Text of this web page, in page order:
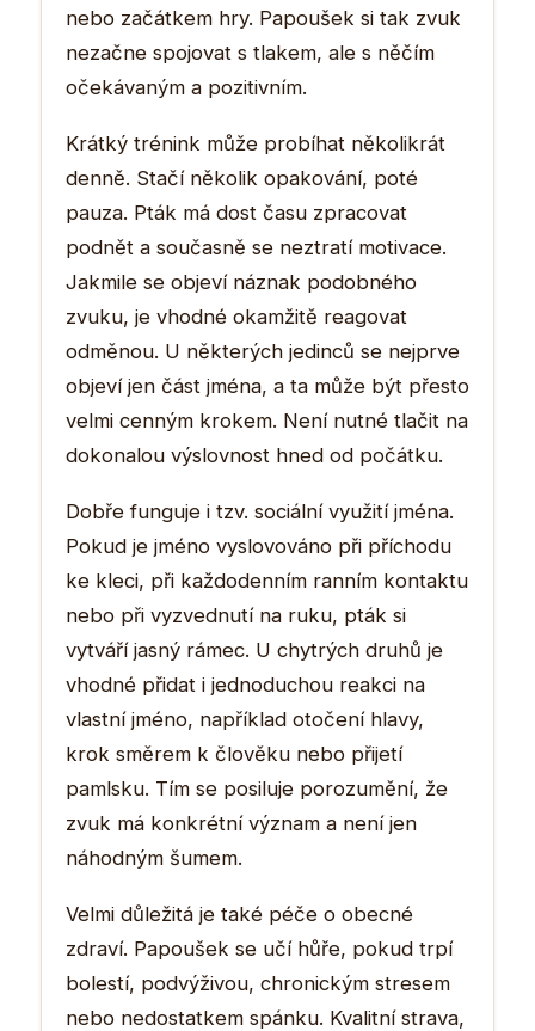
nebo začátkem hry. Papoušek si tak zvuk
nezačne spojovat s tlakem, ale s něčím
očekávaným a pozitivním.
Krátký trénink může probíhat několikrát
denně. Stačí několik opakování, poté
pauza. Pták má dost času zpracovat
podnět a současně se neztratí motivace.
Jakmile se objeví náznak podobného
zvuku, je vhodné okamžitě reagovat
odměnou. U některých jedinců se nejprve
objeví jen část jména, a ta může být přesto
velmi cenným krokem. Není nutné tlačit na
dokonalou výslovnost hned od počátku.
Dobře funguje i tzv. sociální využití jména.
Pokud je jméno vyslovováno při příchodu
ke kleci, při každodenním ranním kontaktu
nebo při vyzvednutí na ruku, pták si
vytváří jasný rámec. U chytrých druhů je
vhodné přidat i jednoduchou reakci na
vlastní jméno, například otočení hlavy,
krok směrem k člověku nebo přijetí
pamlsku. Tím se posiluje porozumění, že
zvuk má konkrétní význam a není jen
náhodným šumem.
Velmi důležitá je také péče o obecné
zdraví. Papoušek se učí hůře, pokud trpí
bolestí, podvýživou, chronickým stresem
nebo nedostatkem spánku. Kvalitní strava,